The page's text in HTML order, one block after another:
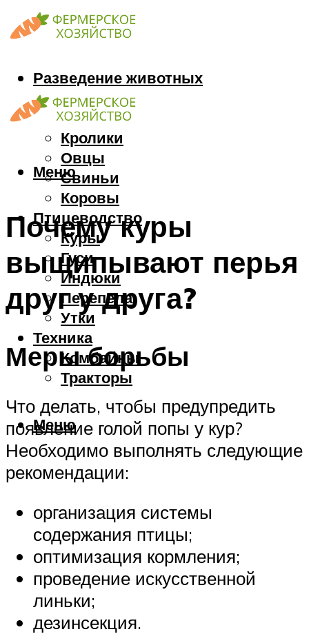
Разведение животных
Козы
Кони
Кролики
Овцы
Свиньи
Коровы
Птицеводство
Куры
Гуси
Индюки
Перепела
Утки
Техника
Комбайны
Тракторы
Меню
Меню
Почему куры
выщипывают перья
друг у друга?
Меры борьбы
Что делать, чтобы предупредить
появление голой попы у кур?
Необходимо выполнять следующие
рекомендации:
организация системы
содержания птицы;
оптимизация кормления;
проведение искусственной
линьки;
дезинсекция.